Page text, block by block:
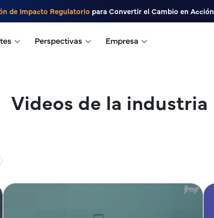
de Impacto Regulatorio para Convertir el Cambio en Acción
Perspectivas Empresa
Videos de la industria